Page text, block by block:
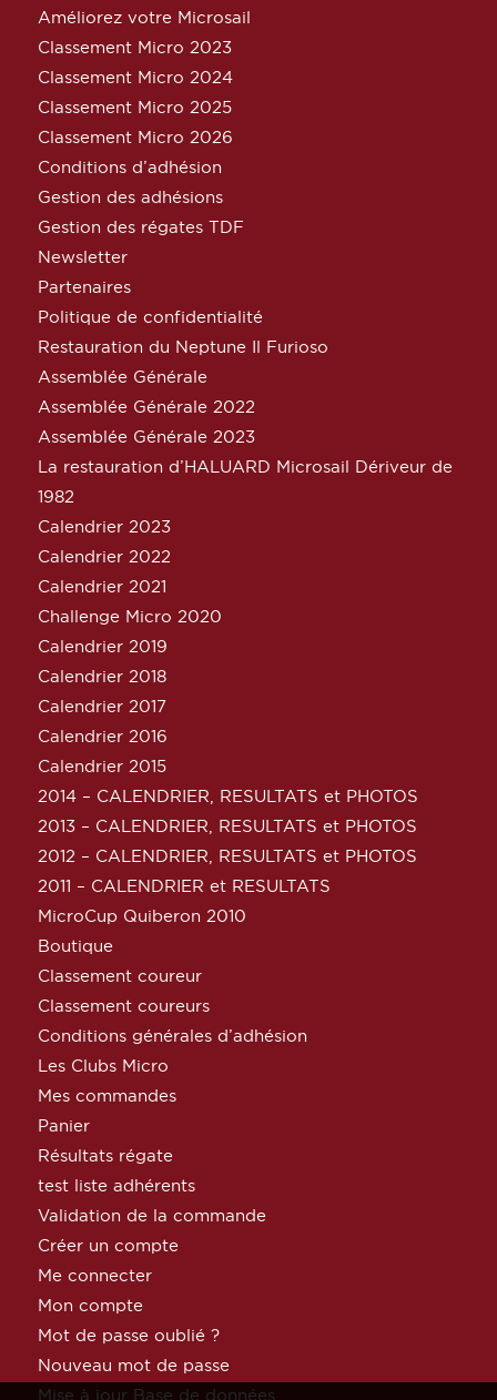
Améliorez votre Microsail
Classement Micro 2023
Classement Micro 2024
Classement Micro 2025
Classement Micro 2026
Conditions d’adhésion
Gestion des adhésions
Gestion des régates TDF
Newsletter
Partenaires
Politique de confidentialité
Restauration du Neptune Il Furioso
Assemblée Générale
Assemblée Générale 2022
Assemblée Générale 2023
La restauration d’HALUARD Microsail Dériveur de
1982
Calendrier 2023
Calendrier 2022
Calendrier 2021
Challenge Micro 2020
Calendrier 2019
Calendrier 2018
Calendrier 2017
Calendrier 2016
Calendrier 2015
2014 – CALENDRIER, RESULTATS et PHOTOS
2013 – CALENDRIER, RESULTATS et PHOTOS
2012 – CALENDRIER, RESULTATS et PHOTOS
2011 – CALENDRIER et RESULTATS
MicroCup Quiberon 2010
Boutique
Classement coureur
Classement coureurs
Conditions générales d’adhésion
Les Clubs Micro
Mes commandes
Panier
Résultats régate
test liste adhérents
Validation de la commande
Créer un compte
Me connecter
Mon compte
Mot de passe oublié ?
Nouveau mot de passe
Mise à jour Base de données